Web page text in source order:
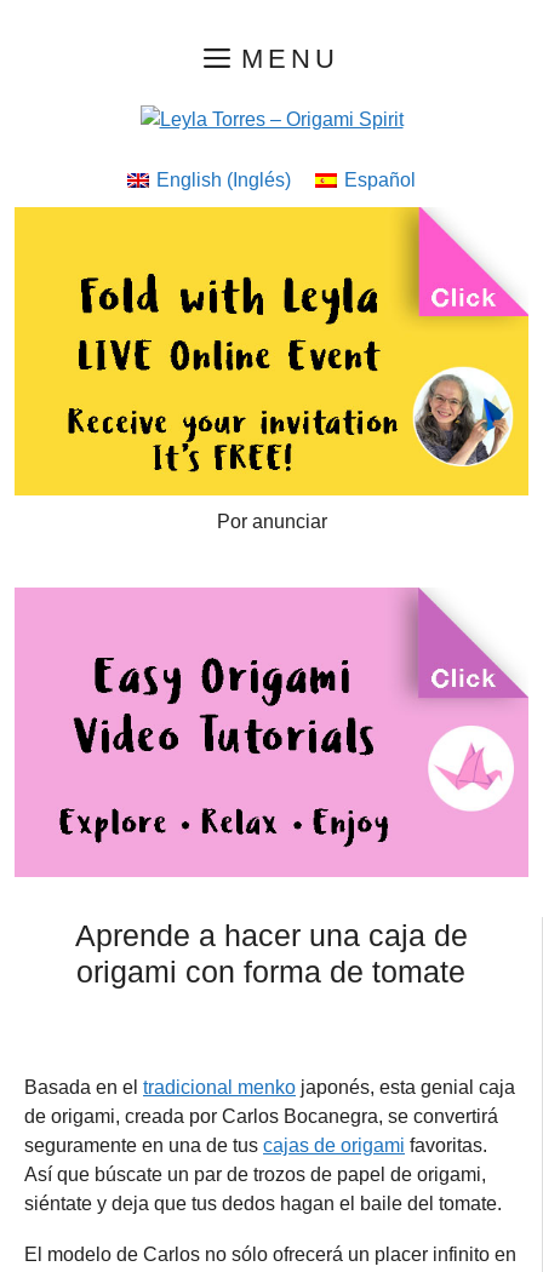
MENU
English ( Inglés) Español
Por anunciar
Aprende a hacer una caja de
origami con forma de tomate
Basada en el tradicional menko japonés, esta genial caja
de origami, creada por Carlos Bocanegra, se convertirá
seguramente en una de tus cajas de origami favoritas.
Así que búscate un par de trozos de papel de origami,
siéntate y deja que tus dedos hagan el baile del tomate.
El modelo de Carlos no sólo ofrecerá un placer infinito en